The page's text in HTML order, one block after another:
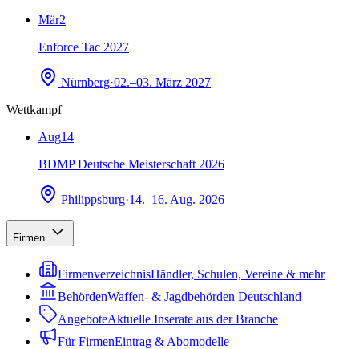
Mär2
Enforce Tac 2027
Nürnberg·02.–03. März 2027
Wettkampf
Aug14
BDMP Deutsche Meisterschaft 2026
Philippsburg·14.–16. Aug. 2026
Firmen
FirmenverzeichnisHändler, Schulen, Vereine & mehr
BehördenWaffen- & Jagdbehörden Deutschland
AngeboteAktuelle Inserate aus der Branche
Für FirmenEintrag & Abomodelle